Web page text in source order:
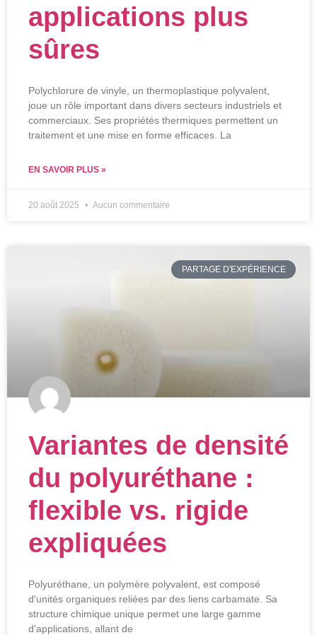
applications plus
sûres
Polychlorure de vinyle, un thermoplastique polyvalent,
joue un rôle important dans divers secteurs industriels et
commerciaux. Ses propriétés thermiques permettent un
traitement et une mise en forme efficaces. La
EN SAVOIR PLUS »
20 août 2025 Aucun commentaire
PARTAGE D'EXPÉRIENCE
Variantes de densité
du polyuréthane :
flexible vs. rigide
expliquées
Polyuréthane, un polymère polyvalent, est composé
d'unités organiques reliées par des liens carbamate. Sa
structure chimique unique permet une large gamme
d'applications, allant de